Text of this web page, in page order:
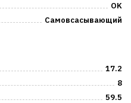
OK
Самовсасывающий
17.2
8
59.5